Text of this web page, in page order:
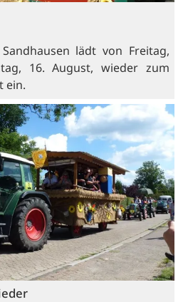
lädt von Freitag,
16. August, wieder zum
ein.